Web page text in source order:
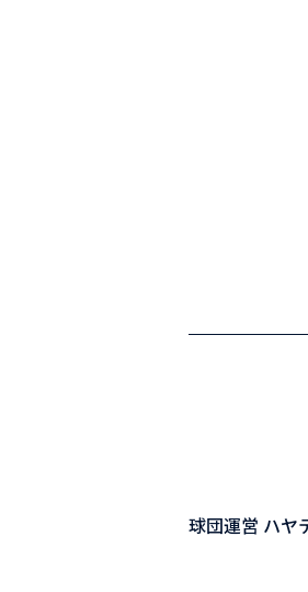
球団運営 ハヤ